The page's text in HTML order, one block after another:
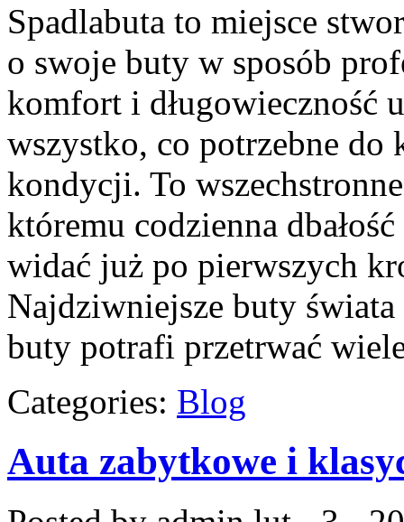
Spadlabuta to miejsce
o swoje buty w sposób
komfort i długowieczność
wszystko, co potrzebne do
kondycji. To
któremu codzienna
widać już po pierwszych
Najdziwniejsze buty
buty potrafi przetrwać
Categories: Blog
Auta zabytkowe i